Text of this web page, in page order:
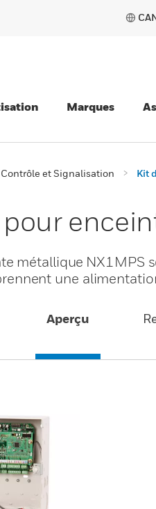
Marques
et Signalisation Kit
métallique NX1MPS
une
Aperçu